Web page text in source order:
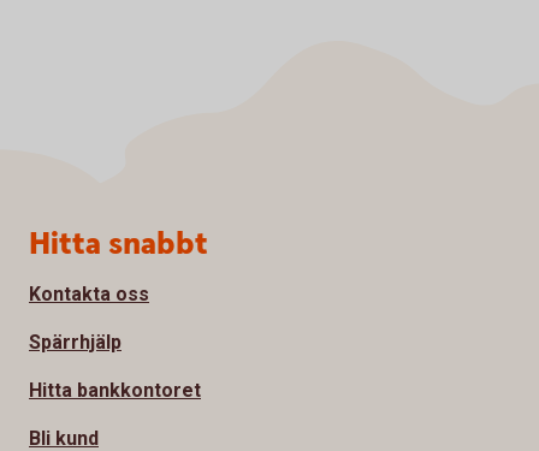
Sidfot
Hitta snabbt
Kontakta oss
Spärrhjälp
Hitta bankkontoret
Bli kund